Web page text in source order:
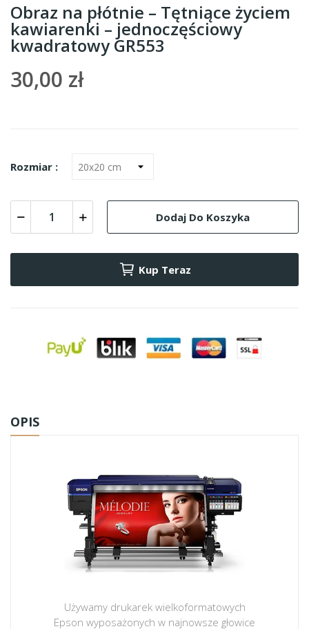
Obraz na płótnie – Tętniące życiem
kawiarenki – jednoczęściowy
kwadratowy GR553
30,00 zł
Rozmiar :
Dodaj Do Koszyka
Kup Teraz
OPIS
Używamy drukarek wielkoformatowych
Epson wyposażonych w najnowsze głowice